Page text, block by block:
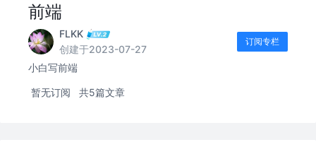
前端
FLKK
创建于2023-07-27
订阅专栏
小白写前端
暂无订阅 共5篇文章